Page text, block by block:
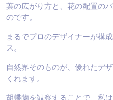
葉の広がり方と、花の配置の
のです。
まるでプロのデザイナーが構
ス。
自然界そのものが、優れたデ
くれます。
胡蝶蘭を観察することで、私